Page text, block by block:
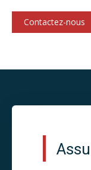
Contactez-nous